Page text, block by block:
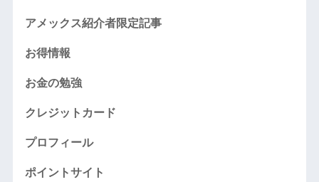
アメックス紹介者限定記事
お得情報
お金の勉強
クレジットカード
プロフィール
ポイントサイト